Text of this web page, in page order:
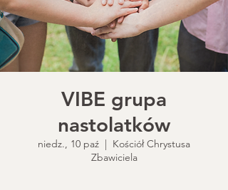
VIBE grupa
nastolatków
niedz., 10 paź
  |
Kościół Chrystusa
Zbawiciela